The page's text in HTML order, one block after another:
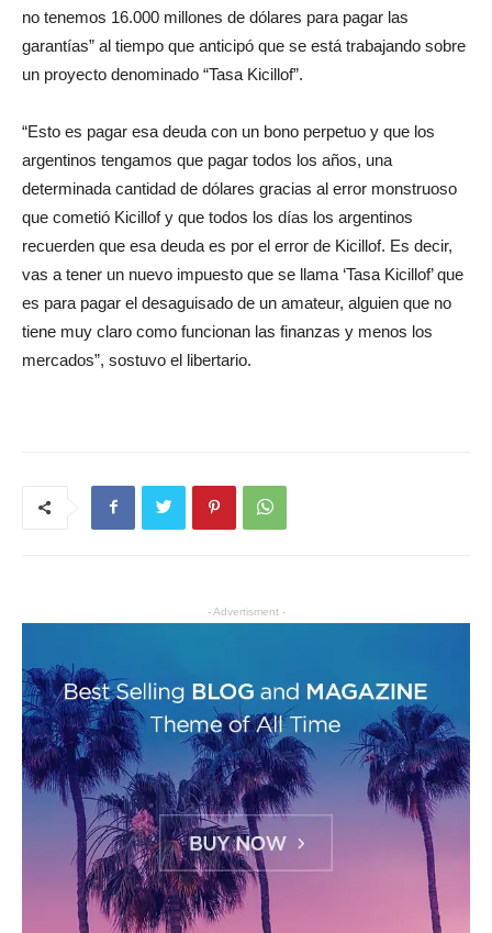
no tenemos 16.000 millones de dólares para pagar las
garantías” al tiempo que anticipó que se está trabajando sobre
un proyecto denominado “Tasa Kicillof”.
“Esto es pagar esa deuda con un bono perpetuo y que los
argentinos tengamos que pagar todos los años, una
determinada cantidad de dólares gracias al error monstruoso
que cometió Kicillof y que todos los días los argentinos
recuerden que esa deuda es por el error de Kicillof. Es decir,
vas a tener un nuevo impuesto que se llama ‘Tasa Kicillof’ que
es para pagar el desaguisado de un amateur, alguien que no
tiene muy claro como funcionan las finanzas y menos los
mercados”, sostuvo el libertario.
- Advertisment -